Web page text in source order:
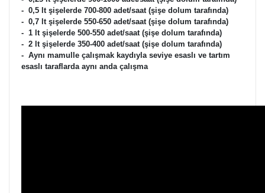
- 0,5 lt şişelerde 700-800 adet/saat (şişe dolum tarafında)
- 0,7 lt şişelerde 550-650 adet/saat (şişe dolum tarafında)
- 1 lt şişelerde 500-550 adet/saat (şişe dolum tarafında)
- 2 lt şişelerde 350-400 adet/saat (şişe dolum tarafında)
- Aynı mamulle çalışmak kaydıyla seviye esaslı ve tartım
esaslı taraflarda aynı anda çalışma